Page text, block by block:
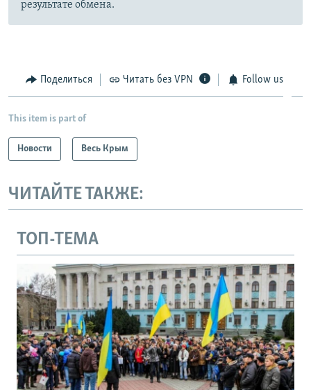
результате обмена.
Поделиться Читать без VPN Follow us
This item is part of
Новости Весь Крым
ЧИТАЙТЕ ТАКЖЕ:
ТОП-ТЕМА